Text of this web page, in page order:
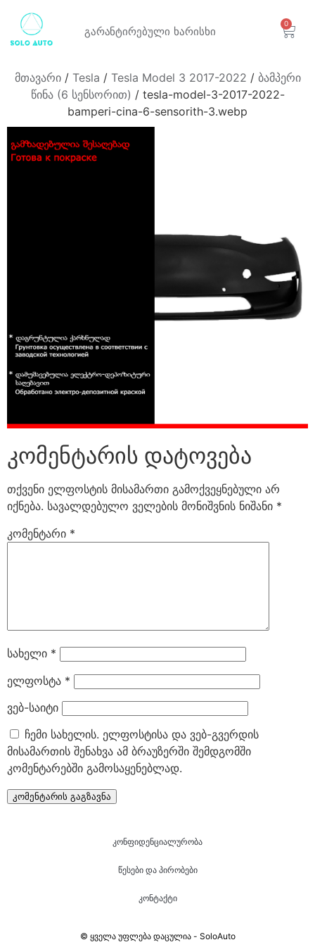
გარანტირებული ხარისხი
0
მთავარი/ Tesla / Tesla Model 3 2017-2022 / ბამპერი
წინა (6 სენსორით) / tesla-model-3-2017-2022-
bamperi-cina-6-sensorith-3.webp
კომენტარის დატოვება
თქვენი ელფოსტის მისამართი გამოქვეყნებული არ
იქნება. სავალდებულო ველების მონიშვნის ნიშანი *
კომენტარი *
სახელი *
ელფოსტა *
ვებ-საიტი
ჩემი სახელის. ელფოსტისა და ვებ-გვერდის
მისამართის შენახვა ამ ბრაუზერში შემდგომში
კომენტარებში გამოსაყენებლად.
კონფიდენციალურობა
წესები და პირობები
კონტაქტი
© ყველა უფლება დაცულია - SoloAuto